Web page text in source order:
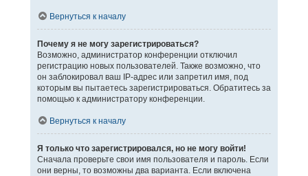
Вернуться к началу
Почему я не могу зарегистрироваться?
Возможно, администратор конференции отключил
регистрацию новых пользователей. Также возможно, что
он заблокировал ваш IP-адрес или запретил имя, под
которым вы пытаетесь зарегистрироваться. Обратитесь за
помощью к администратору конференции.
Вернуться к началу
Я только что зарегистрировался, но не могу войти!
Сначала проверьте свои имя пользователя и пароль. Если
они верны, то возможны два варианта. Если включена